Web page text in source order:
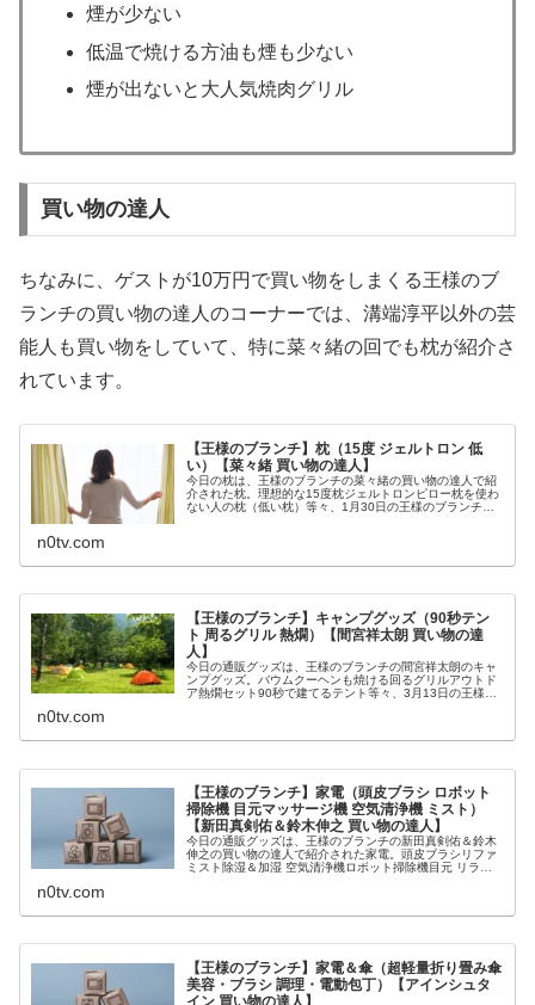
煙が少ない
低温で焼ける方油も煙も少ない
煙が出ないと大人気焼肉グリル
買い物の達人
ちなみに、ゲストが10万円で買い物をしまくる王様のブ
ランチの買い物の達人のコーナーでは、溝端淳平以外の芸
能人も買い物をしていて、特に菜々緒の回でも枕が紹介さ
れています。
【王様のブランチ】枕（15度 ジェルトロン 低
い）【菜々緒 買い物の達人】
今日の枕は、王様のブランチの菜々緒の買い物の達人で紹
介された枕。理想的な15度枕ジェルトロンピロー枕を使わ
ない人の枕（低い枕）等々、1月30日の王様のブランチで
n0tv.com
【王様のブランチ】キャンプグッズ（90秒テン
ト 周るグリル 熱燗）【間宮祥太朗 買い物の達
人】
今日の通販グッズは、王様のブランチの間宮祥太朗のキャ
ンプグッズ。バウムクーヘンも焼ける回るグリルアウトド
ア熱燗セット90秒で建てるテント等々、3月13日の王様の
n0tv.com
【王様のブランチ】家電（頭皮ブラシ ロボット
掃除機 目元マッサージ機 空気清浄機 ミスト）
【新田真剣佑＆鈴木伸之 買い物の達人】
今日の通販グッズは、王様のブランチの新田真剣佑＆鈴木
伸之の買い物の達人で紹介された家電。頭皮ブラシリファ
ミスト除湿＆加湿 空気清浄機ロボット掃除機目元 リラッ
n0tv.com
【王様のブランチ】家電＆傘（超軽量折り畳み傘
美容・ブラシ 調理・電動包丁）【アインシュタ
イン 買い物の達人】